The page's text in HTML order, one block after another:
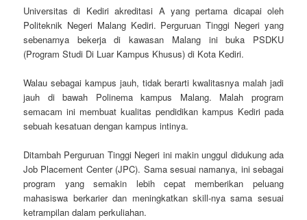
Universitas di Kediri akreditasi A yang pertama dicapai oleh
Politeknik Negeri Malang Kediri. Perguruan Tinggi Negeri yang
sebenarnya bekerja di kawasan Malang ini buka PSDKU
(Program Studi Di Luar Kampus Khusus) di Kota Kediri.
Walau sebagai kampus jauh, tidak berarti kwalitasnya malah jadi
jauh di bawah Polinema kampus Malang. Malah program
semacam ini membuat kualitas pendidikan kampus Kediri pada
sebuah kesatuan dengan kampus intinya.
Ditambah Perguruan Tinggi Negeri ini makin unggul didukung ada
Job Placement Center (JPC). Sama sesuai namanya, ini sebagai
program yang semakin lebih cepat memberikan peluang
mahasiswa berkarier dan meningkatkan skill-nya sama sesuai
ketrampilan dalam perkuliahan.